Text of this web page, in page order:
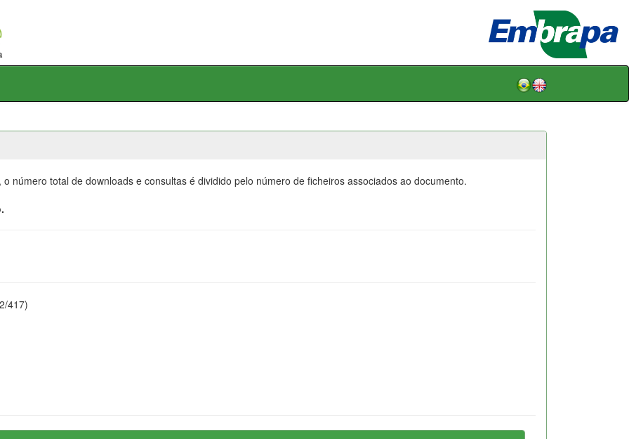
número total de downloads e consultas é dividido pelo número de ficheiros associados ao documento.
417)